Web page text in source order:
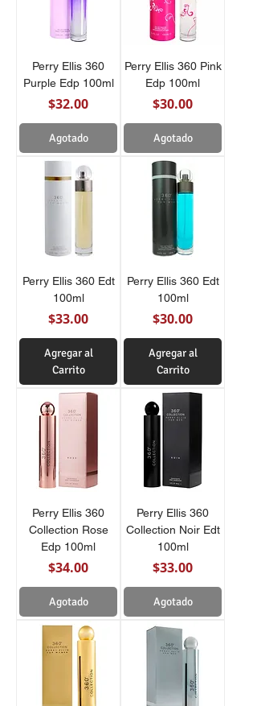
Perry Ellis 360
Purple Edp 100ml
Precio
$32.00
Agotado
Perry Ellis 360 Pink
Edp 100ml
Precio
$30.00
Agotado
Perry Ellis 360 Edt
100ml
Precio
$33.00
Agregar al
Carrito
Perry Ellis 360 Edt
100ml
Precio
$30.00
Agregar al
Carrito
Perry Ellis 360
Collection Rose
Edp 100ml
Precio
$34.00
Agotado
Perry Ellis 360
Collection Noir Edt
100ml
Precio
$33.00
Agotado